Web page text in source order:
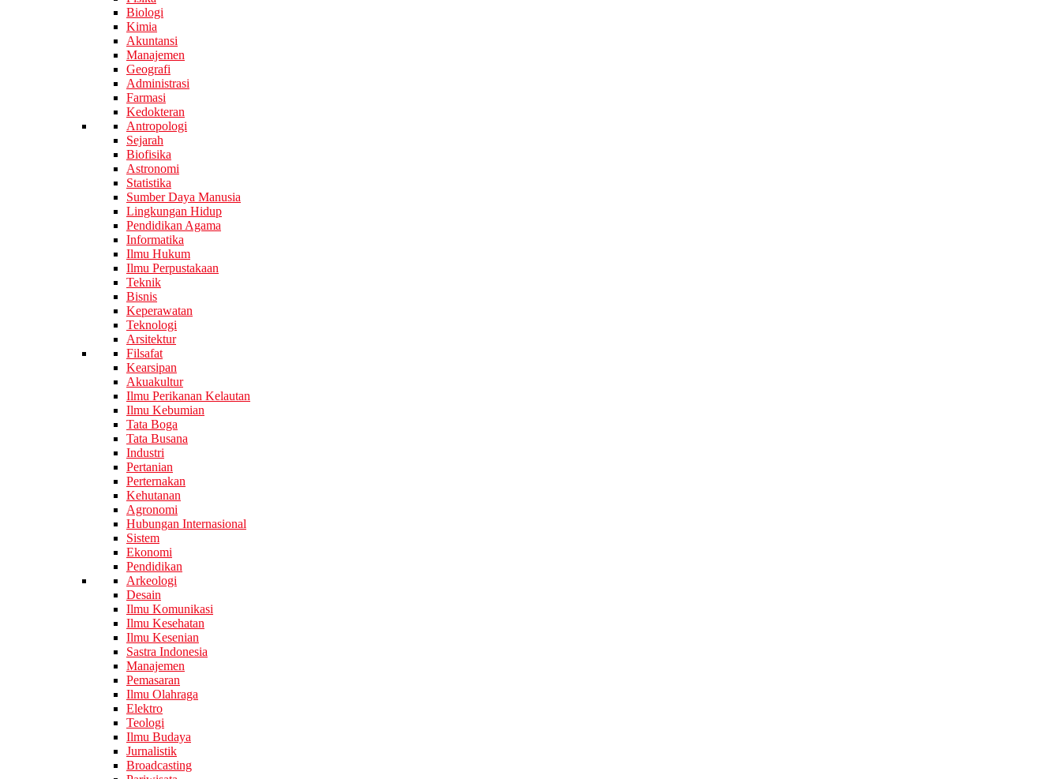
Biologi
Kimia
Akuntansi
Manajemen
Geografi
Administrasi
Farmasi
Kedokteran
Antropologi
Sejarah
Biofisika
Astronomi
Statistika
Sumber Daya Manusia
Lingkungan Hidup
Pendidikan Agama
Informatika
Ilmu Hukum
Ilmu Perpustakaan
Teknik
Bisnis
Keperawatan
Teknologi
Arsitektur
Filsafat
Kearsipan
Akuakultur
Ilmu Perikanan Kelautan
Ilmu Kebumian
Tata Boga
Tata Busana
Industri
Pertanian
Perternakan
Kehutanan
Agronomi
Hubungan Internasional
Sistem
Ekonomi
Pendidikan
Arkeologi
Desain
Ilmu Komunikasi
Ilmu Kesehatan
Ilmu Kesenian
Sastra Indonesia
Manajemen
Pemasaran
Ilmu Olahraga
Elektro
Teologi
Ilmu Budaya
Jurnalistik
Broadcasting